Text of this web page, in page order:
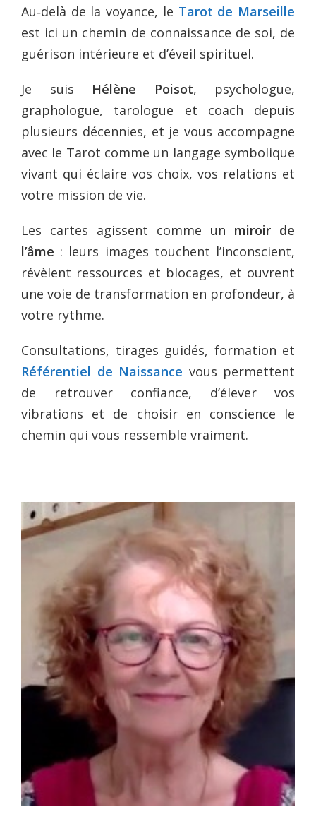
Au‑delà de la voyance, le Tarot de Marseille
est ici un chemin de connaissance de soi, de
guérison intérieure et d’éveil spirituel.
Je suis Hélène Poisot, psychologue,
graphologue, tarologue et coach depuis
plusieurs décennies, et je vous accompagne
avec le Tarot comme un langage symbolique
vivant qui éclaire vos choix, vos relations et
votre mission de vie.
Les cartes agissent comme un miroir de
l’âme : leurs images touchent l’inconscient,
révèlent ressources et blocages, et ouvrent
une voie de transformation en profondeur, à
votre rythme.
Consultations, tirages guidés, formation et
Référentiel de Naissance vous permettent
de retrouver confiance, d’élever vos
vibrations et de choisir en conscience le
chemin qui vous ressemble vraiment.